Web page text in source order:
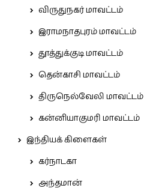
விருதுநகர் மாவட்டம்
இராமநாதபுரம் மாவட்டம்
தூத்துக்குடி மாவட்டம்
தென்காசி மாவட்டம்
திருநெல்வேலி மாவட்டம்
கன்னியாகுமரி மாவட்டம்
இந்தியக் கிளைகள்
கர்நாடகா
அந்தமான்